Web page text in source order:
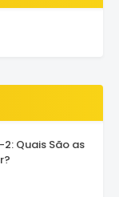
Quais São as